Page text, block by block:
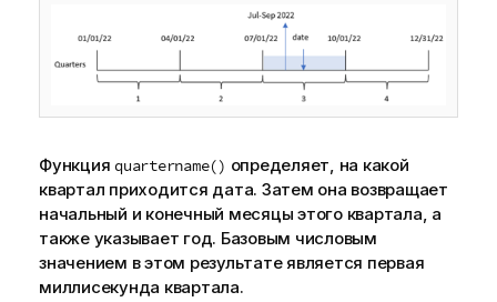
Функция quartername() определяет, на какой
квартал приходится дата. Затем она возвращает
начальный и конечный месяцы этого квартала, а
также указывает год. Базовым числовым
значением в этом результате является первая
миллисекунда квартала.